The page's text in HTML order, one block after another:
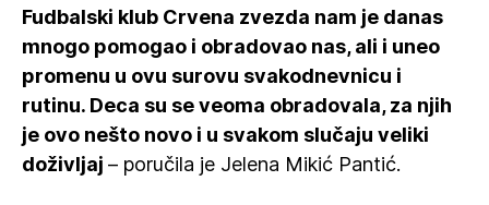
Fudbalski klub Crvena zvezda nam je danas
mnogo pomogao i obradovao nas, ali i uneo
promenu u ovu surovu svakodnevnicu i
rutinu. Deca su se veoma obradovala, za njih
je ovo nešto novo i u svakom slučaju veliki
doživljaj – poručila je Jelena Mikić Pantić.